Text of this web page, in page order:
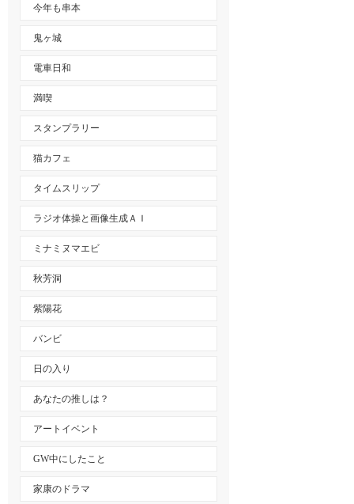
今年も串本
鬼ヶ城
電車日和
満喫
スタンプラリー
猫カフェ
タイムスリップ
ラジオ体操と画像生成ＡＩ
ミナミヌマエビ
秋芳洞
紫陽花
バンビ
日の入り
あなたの推しは？
アートイベント
GW中にしたこと
家康のドラマ